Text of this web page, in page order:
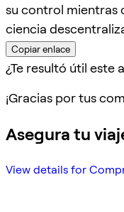
su control mientras
ciencia
Copiar enlace
¿Te resultó útil este
¡Gracias por tus
Asegura tu
View details for